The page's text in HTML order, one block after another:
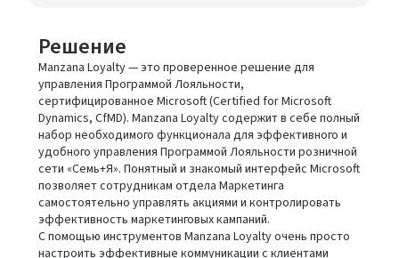
Решение
Manzana Loyalty — это проверенное решение для
управления Программой Лояльности,
сертифицированное Microsoft (Certified for Microsoft
Dynamics, CfMD). Manzana Loyalty содержит в себе полный
набор необходимого функционала для эффективного и
удобного управления Программой Лояльности розничной
сети «Семь+Я». Понятный и знакомый интерфейс Microsoft
позволяет сотрудникам отдела Маркетинга
самостоятельно управлять акциями и контролировать
эффективность маркетинговых кампаний.
С помощью инструментов Manzana Loyalty очень просто
настроить эффективные коммуникации с клиентами